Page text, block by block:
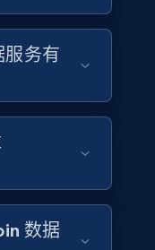
立即购买
Address,
by reviewer,
服务有
数据